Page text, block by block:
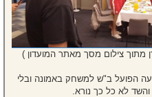
מתוך צילום מסך מאתר המועדון )
של 1:0 מהמשחק ה-1 הגיעה הפועל ב"ש למשחק באמונה ובלי
לא כל כך נורא.